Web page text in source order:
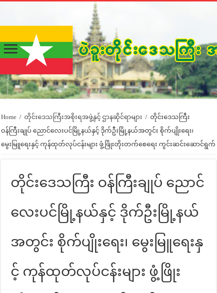
Home / တိုင်းဒေသကြီးအစိုးရအဖွဲ့နှင့် ဌာနဆိုင်ရာများ / တိုင်းဒေသကြီး
ဝန်ကြီးချုပ် ညောင်လေးပင်မြို့နယ်နှင့် ဒိုက်ဦးမြို့နယ်အတွင်း စိုက်ပျိုးရေး၊
မွေးမြူရေးနှင့် ကုန်ထုတ်လုပ်ငန်းများ ဖွံ့ဖြိုးတိုးတက်စေရေး ကွင်းဆင်းဆောင်ရွက်
တိုင်းဒေသကြီး ဝန်ကြီးချုပ် ညောင်
လေးပင်မြို့နယ်နှင့် ဒိုက်ဦးမြို့နယ်
အတွင်း စိုက်ပျိုးရေး၊ မွေးမြူရေးနှ
င့် ကုန်ထုတ်လုပ်ငန်းများ ဖွံ့ဖြိုး